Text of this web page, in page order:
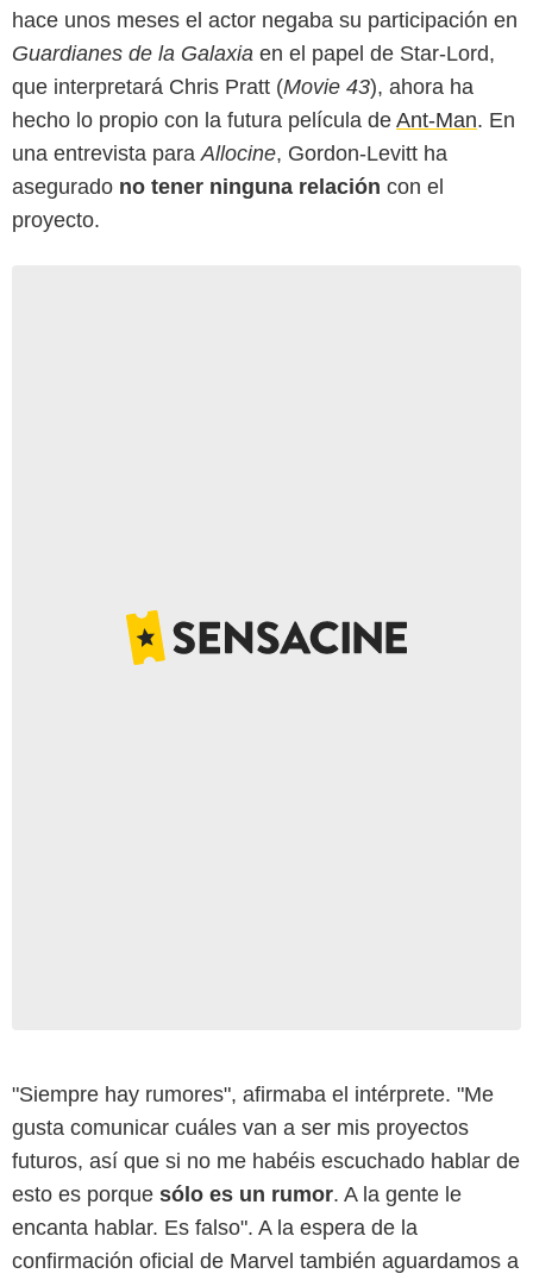
hace unos meses el actor negaba su participación en
Guardianes de la Galaxia en el papel de Star-Lord,
que interpretará Chris Pratt (Movie 43), ahora ha
hecho lo propio con la futura película de Ant-Man. En
una entrevista para Allocine, Gordon-Levitt ha
asegurado no tener ninguna relación con el
proyecto.
"Siempre hay rumores", afirmaba el intérprete. "Me
gusta comunicar cuáles van a ser mis proyectos
futuros, así que si no me habéis escuchado hablar de
esto es porque sólo es un rumor. A la gente le
encanta hablar. Es falso". A la espera de la
confirmación oficial de Marvel también aguardamos a